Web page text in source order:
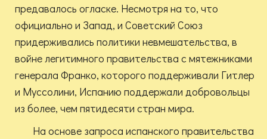
предавалось огласке. Несмотря на то, что
официально и Запад, и Советский Союз
придерживались политики невмешательства, в
войне легитимного правительства с мятежниками
генерала Франко, которого поддерживали Гитлер
и Муссолини, Испанию поддержали добровольцы
из более, чем пятидесяти стран мира.
На основе запроса испанского правительства